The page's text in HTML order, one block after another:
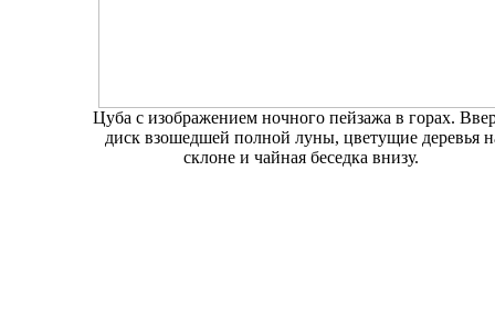
Цуба с изображением ночного пейзажа в горах.
диск взошедшей полной луны, цветущие деревья
склоне и чайная беседка внизу.